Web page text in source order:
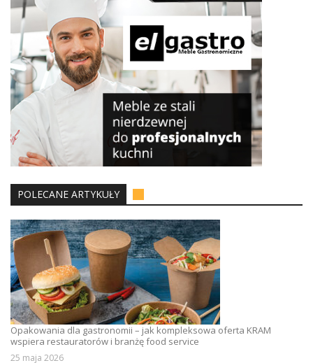
POLECANE ARTYKUŁY
Opakowania dla gastronomii – jak kompleksowa oferta KRAM
wspiera restauratorów i branżę food service
25 maja 2026